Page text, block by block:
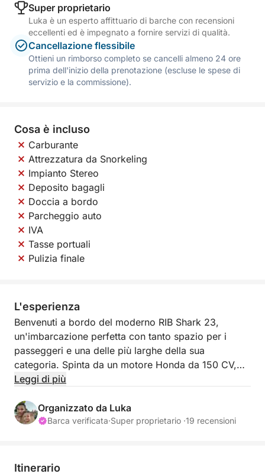
Super proprietario
Luka è un esperto affittuario di barche con recensioni
eccellenti ed è impegnato a fornire servizi di qualità.
Cancellazione flessibile
Ottieni un rimborso completo se cancelli almeno 24 ore
prima dell'inizio della prenotazione (escluse le spese di
servizio e la commissione).
Cosa è incluso
Carburante
Attrezzatura da Snorkeling
Impianto Stereo
Deposito bagagli
Doccia a bordo
Parcheggio auto
IVA
Tasse portuali
Pulizia finale
L'esperienza
Benvenuti a bordo del moderno RIB Shark 23,
un'imbarcazione perfetta con tanto spazio per i
passeggeri e una delle più larghe della sua
categoria. Spinta da un motore Honda da 150 CV,
questa barca è la scelta ideale per una vacanza
passeggeri, con ampio spazio per sedersi e
muoversi liberamente a bordo. La facile
piacevole. Consigliata per gruppi di ogni tipo e
Leggi di più
Organizzato da Luka
Barca verificata·Super proprietario ·19 recensioni
Itinerario